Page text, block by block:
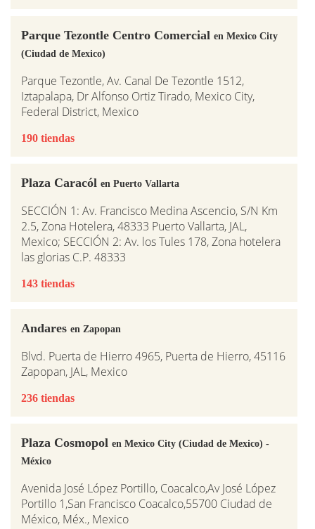
Parque Tezontle Centro Comercial en Mexico City
(Ciudad de Mexico)
Parque Tezontle, Av. Canal De Tezontle 1512,
Iztapalapa, Dr Alfonso Ortiz Tirado, Mexico City,
Federal District, Mexico
190 tiendas
Plaza Caracól en Puerto Vallarta
SECCIÓN 1: Av. Francisco Medina Ascencio, S/N Km
2.5, Zona Hotelera, 48333 Puerto Vallarta, JAL,
Mexico; SECCIÓN 2: Av. los Tules 178, Zona hotelera
las glorias C.P. 48333
143 tiendas
Andares en Zapopan
Blvd. Puerta de Hierro 4965, Puerta de Hierro, 45116
Zapopan, JAL, Mexico
236 tiendas
Plaza Cosmopol en Mexico City (Ciudad de Mexico) -
México
Avenida José López Portillo, Coacalco,Av José López
Portillo 1,San Francisco Coacalco,55700 Ciudad de
México, Méx., Mexico